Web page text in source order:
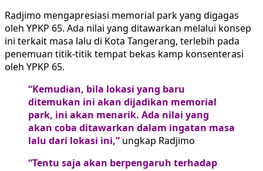
Radjimo mengapresiasi memorial park yang digagas
oleh YPKP 65. Ada nilai yang ditawarkan melalui konsep
ini terkait masa lalu di Kota Tangerang, terlebih pada
penemuan titik-titik tempat bekas kamp konsenterasi
oleh YPKP 65.
“Kemudian, bila lokasi yang baru
ditemukan ini akan dijadikan memorial
park, ini akan menarik. Ada nilai yang
akan coba ditawarkan dalam ingatan masa
lalu dari lokasi ini,” ungkap Radjimo
“Tentu saja akan berpengaruh terhadap